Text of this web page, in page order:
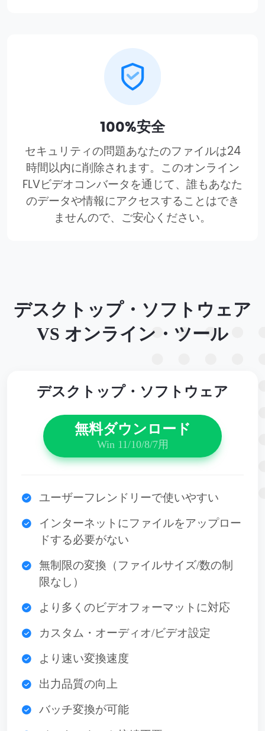
100%安全
セキュリティの問題あなたのファイルは24
時間以内に削除されます。このオンライン
FLVビデオコンバータを通じて、誰もあなた
のデータや情報にアクセスすることはでき
ませんので、ご安心ください。
デスクトップ・ソフトウェア
VS オンライン・ツール
デスクトップ・ソフトウェア
無料ダウンロード
Win 11/10/8/7用
ユーザーフレンドリーで使いやすい
インターネットにファイルをアップロー
ドする必要がない
無制限の変換（ファイルサイズ/数の制
限なし）
より多くのビデオフォーマットに対応
カスタム・オーディオ/ビデオ設定
より速い変換速度
出力品質の向上
バッチ変換が可能